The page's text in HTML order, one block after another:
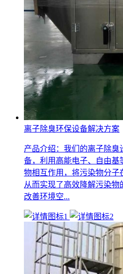
离子除臭环保设备解决方案
产品介绍：我们的离子除
备，利用高能电子、自由
物相互作用，将污染物分子
从而实现了高效降解污染
改善环境空...